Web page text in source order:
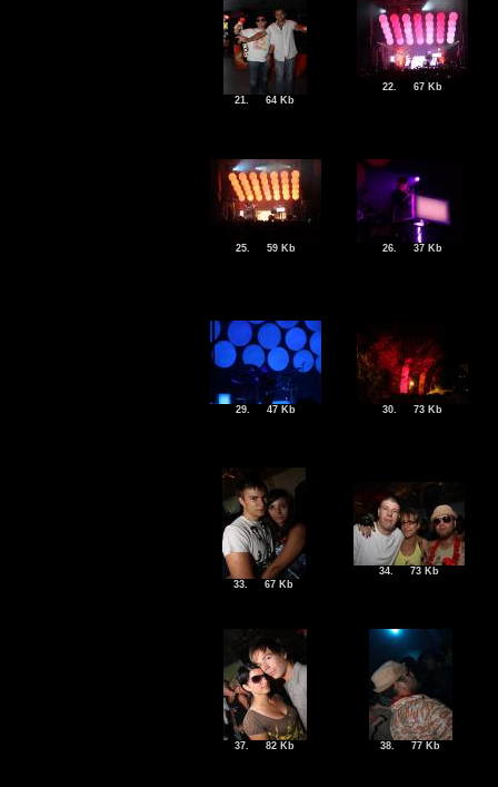
21. 64 Kb
22. 67 Kb
25. 59 Kb 26. 37 Kb
29. 47 Kb 30. 73 Kb
33. 67 Kb
34. 73 Kb
37. 82 Kb 38. 77 Kb